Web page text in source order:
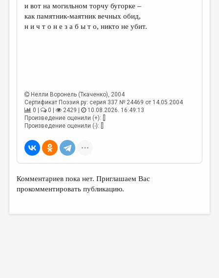
РЕДКОЛЛЕГИЯ
ЛИТЕРАТУРОВЕДЕНИЕ
КУЛЬТУРОВЕДЕНИЕ
ПУБЛИЦИСТИКА
РЕЦЕНЗИРОВАНИЕ
ЦИКЛЫ ПУБЛИКАЦИЙ
ТРЕДИАКОВСКИЙ
ВКОНТАКТЕ
и вот на могильном торчу бугорке –
как памятник-маятник вечных обид,
н и ч т о н е з а б ы т о, никто не убит.
Нелли Воронель (Ткаченко), 2004
Сертификат Поэзия.ру: серия 337 № 24469 от 14.05.2004
0 |
0 | 2429 |
10.08.2026. 16:49:13
Произведение оценили (+): []
Произведение оценили (-): []
Комментариев пока нет. Приглашаем Вас
прокомментировать публикацию.